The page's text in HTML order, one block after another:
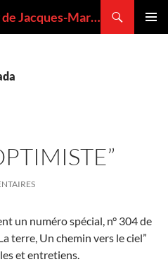
VOLCANMANIA : le blog de Jacques-Marie BARDINTZEFF, volcanologue
un numéro spécial, n° 304 de
terre, Un chemin vers le ciel”
et entretiens.